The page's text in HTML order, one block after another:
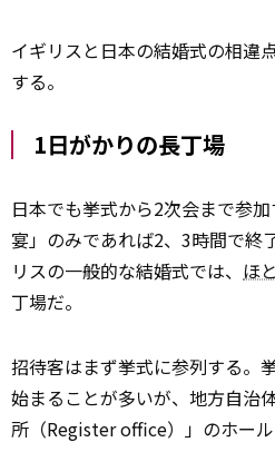
イギリスと日本の結婚式の相違
する。
1日がかりの長丁場
日本でも挙式から2次会まで参
宴」のみであれば2、3時間で終
リスの一般的な結婚式では、 ほ
丁場だ。
招待客はまず挙式に参列する。
始まることが多いが、地方自治
所（Register office）」のホー